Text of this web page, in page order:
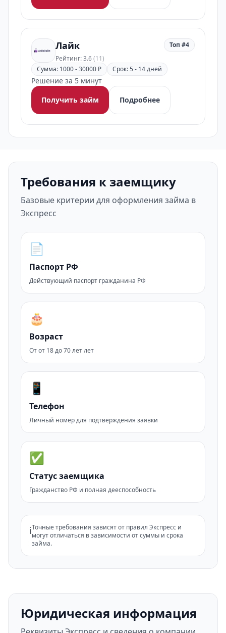
Лайк
Рейтинг: 3.6(11)
Топ #4
Сумма: 1000 - 30000 ₽ Срок: 5 - 14 дней
Решение за 5 минут
Получить займ
Подробнее
Требования к заемщику
Базовые критерии для оформления займа в
Экспресс
📄
Паспорт РФ
Действующий паспорт гражданина РФ
🎂
Возраст
От от 18 до 70 лет лет
📱
Телефон
Личный номер для подтверждения заявки
✅
Статус заемщика
Гражданство РФ и полная дееспособность
ℹ️Точные требования зависят от правил Экспресс и
могут отличаться в зависимости от суммы и срока
займа.
Юридическая информация